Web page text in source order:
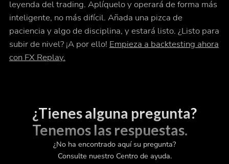
leyenda del trading. Aplíquelo y operará de forma más
inteligente, no más difícil. Añada una pizca de
paciencia y algo de disciplina, y estará listo. ¿Listo para
subir de nivel? ¡A por ello! Empieza a backtesting ahora
con FX Replay.
¿Tienes alguna pregunta?
Tenemos las respuestas.
¿No ha encontrado aquí su pregunta?
Consulte nuestro Centro de ayuda.